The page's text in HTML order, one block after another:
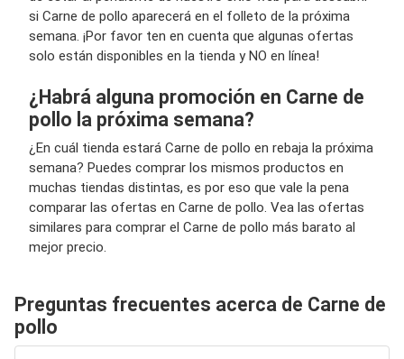
si Carne de pollo aparecerá en el folleto de la próxima
semana. ¡Por favor ten en cuenta que algunas ofertas
solo están disponibles en la tienda y NO en línea!
¿Habrá alguna promoción en Carne de
pollo la próxima semana?
¿En cuál tienda estará Carne de pollo en rebaja la próxima
semana? Puedes comprar los mismos productos en
muchas tiendas distintas, es por eso que vale la pena
comparar las ofertas en Carne de pollo. Vea las ofertas
similares para comprar el Carne de pollo más barato al
mejor precio.
Preguntas frecuentes acerca de Carne de
pollo